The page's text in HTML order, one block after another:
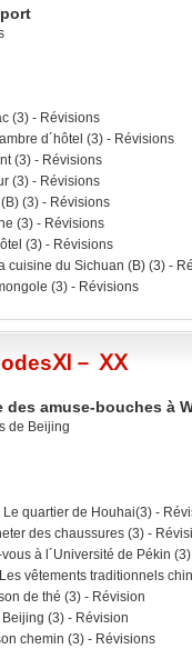
(3) - Révisions
d´hôtel (3) - Révisions
(3) - Révisions
(3) - Révisions
(3) - Révisions
(3) - Révisions
(3) - Révisions
cuisine du Sichuan (B) (3) -
(3) - Révisions
－ ⅩⅩ
des amuse-bouches à
de Beijing
Le quartier de Houhai(3) -
des chaussures (3) -
à l´Université de Pékin (3)
vêtements traditionnels
de thé (3) - Révision
(3) - Révision
chemin (3) - Révisions